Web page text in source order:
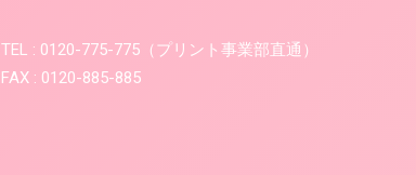
TEL : 0120-775-775（プリント事業部直通）
FAX : 0120-885-885